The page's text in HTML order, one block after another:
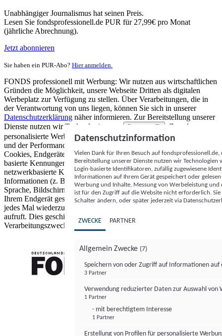
Unabhängiger Journalismus hat seinen Preis.
Lesen Sie fondsprofessionell.de PUR für 27,99€ pro Monat
(jährliche Abrechnung).
Jetzt abonnieren
Sie haben ein PUR-Abo? Hier anmelden.
FONDS professionell mit Werbung: Wir nutzen aus wirtschaftlichen
Gründen die Möglichkeit, unsere Webseite Dritten als digitalen
Werbeplatz zur Verfügung zu stellen. Über Verarbeitungen, die in
der Verantwortung von uns liegen, können Sie sich in unserer
Datenschutzerklärung näher informieren. Zur Bereitstellung unserer
Dienste nutzen wir Technologien von
Partnern (5)
. Zwecke:
personalisierte Werbung und Inhalte, Messung von Werbeleistung
und der Performance von Inhalten sowie Zielgruppenforschung.
Cookies, Endgeräte- oder ähnliche Online-Kennungen (z. B. login-
basierte Kennungen, zufällig generierte Kennungen,
netzwerkbasierte Kennungen) können zusammen mit anderen
Informationen (z. B. Browsertyp und Browserinformationen,
Sprache, Bildschirmgröße, unterstützte Technologien usw.) auf
Ihrem Endgerät gespeichert oder von dort ausgelesen werden, um es
jedes Mal wiederzuerkennen, wenn es eine App oder einer Webseite
aufruft. Dies geschieht für einen oder mehrere der hier aufgeführten
Verarbeitungszwecke.
Datenschutzinformation
Vielen Dank für Ihren Besuch auf
Bereitstellung unserer Dienste nutzen wir Technologien
Login-basierte Identifikatoren, zufällig zugewiesene
Informationen auf Ihrem Gerät gespeichert oder
Werbung und Inhalte, Messung von Werbeleistung
ist für den Zugriff auf die Website nicht erforderlich.
Schalter ändern, oder später jederzeit via
ZWECKE PARTNER
Allgemein Zwecke (7)
Speichern von oder Zugriff auf Informationen auf
3 Partner
Verwendung reduzierter Daten zur Auswahl von
1 Partner
- mit berechtigtem Interesse
1 Partner
Erstellung von Profilen für personalisierte
FONDS professionell